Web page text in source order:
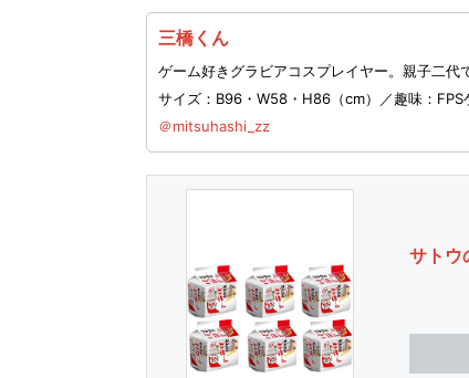
三橋くん
ゲーム好きグラビアコスプレイヤー。親子二
サイズ：B96・W58・H86（cm）／趣味：FPS
＠mitsuhashi_zz
サトウ